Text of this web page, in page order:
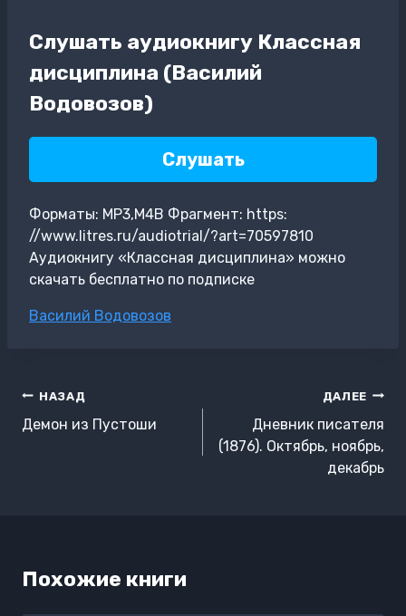
Слушать аудиокнигу Классная
дисциплина (Василий
Водовозов)
Слушать
Форматы: MP3,M4B Фрагмент: https:
//www.litres.ru/audiotrial/?art=70597810
Аудиокнигу «Классная дисциплина» можно
скачать бесплатно по подписке
Метки
Василий Водовозов
Навигация
по
НАЗАД
Демон из Пустоши
ДАЛЕЕ
Дневник писателя
(1876). Октябрь, ноябрь,
декабрь
Похожие книги